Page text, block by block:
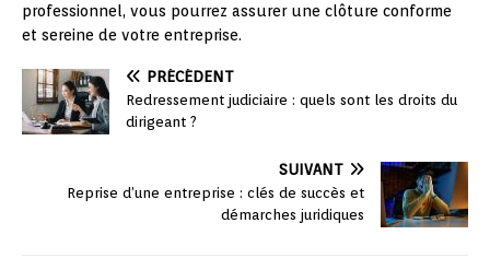
professionnel, vous pourrez assurer une clôture conforme
et sereine de votre entreprise.
PRÉCÉDENT
Redressement judiciaire : quels sont les droits du
dirigeant ?
SUIVANT
Reprise d’une entreprise : clés de succès et
démarches juridiques